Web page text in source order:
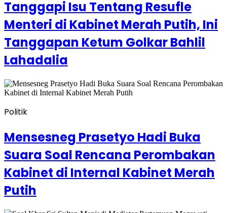
Tanggapi Isu Tentang Resufle
Menteri di Kabinet Merah Putih, Ini
Tanggapan Ketum Golkar Bahlil
Lahadalia
Politik
Mensesneg Prasetyo Hadi Buka
Suara Soal Rencana Perombakan
Kabinet di Internal Kabinet Merah
Putih